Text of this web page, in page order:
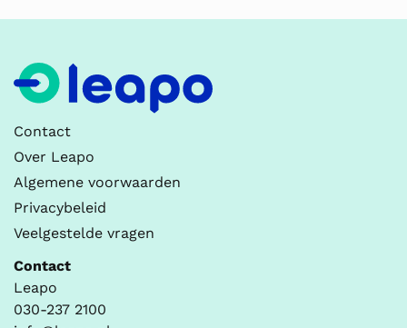
Contact
Over Leapo
Algemene voorwaarden
Privacybeleid
Veelgestelde vragen
Contact
Leapo
030-237 2100